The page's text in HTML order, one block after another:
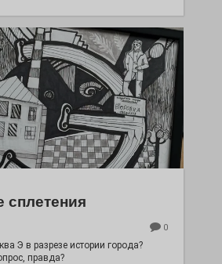
сплетения
0
Э в разрезе истории города?
правда?